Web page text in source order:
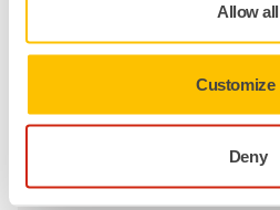
Allow all
Customize
Deny
Чем чище мастерская, тем
и комфортнее рабочее место.
мастерских теперь нет пыли.